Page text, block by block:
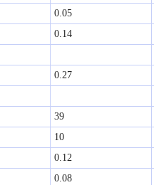
0.05
0.14
0.27
39
10
0.12
0.08